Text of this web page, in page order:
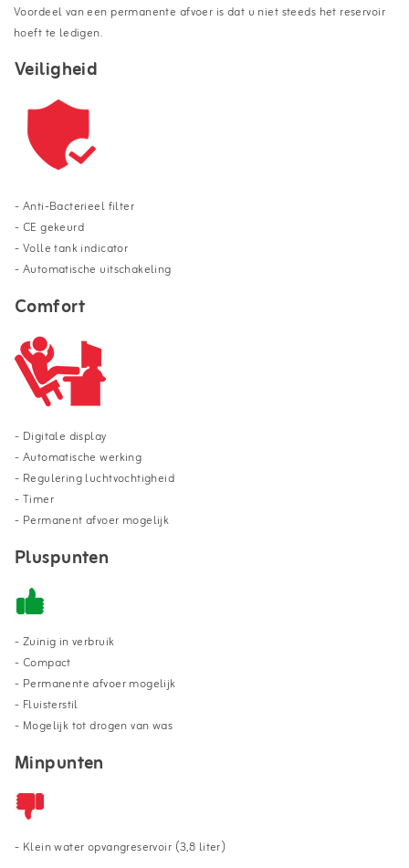
Voordeel van een permanente afvoer is dat u niet steeds het reservoir
hoeft te ledigen.
Veiligheid
- Anti-Bacterieel filter
- CE gekeurd
- Volle tank indicator
- Automatische uitschakeling
Comfort
- Digitale display
- Automatische werking
- Regulering luchtvochtigheid
- Timer
- Permanent afvoer mogelijk
Pluspunten
- Zuinig in verbruik
- Compact
- Permanente afvoer mogelijk
- Fluisterstil
- Mogelijk tot drogen van was
Minpunten
- Klein water opvangreservoir (3,8 liter)